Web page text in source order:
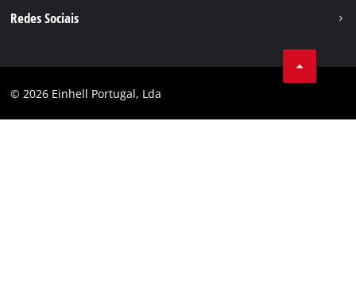
Carreira
Conformidade
Redes Sociais
Instagram
© 2026 Einhell Portugal, Lda